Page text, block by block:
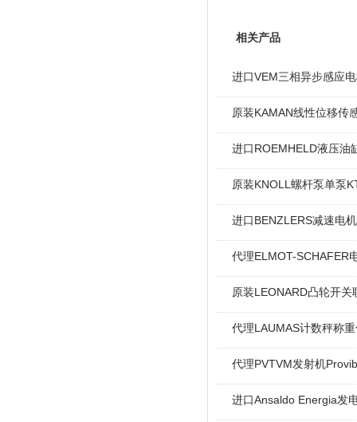
相关产品
进口VEM三相异步感应
原装KAMAN线性位移传
进口ROEMHELD液压油
原装KNOLL螺杆泵单泵
进口BENZLERS减速电
代理ELMOT-SCHAFER
原装LEONARD凸轮开关
代理LAUMAS计数秤称
代理PVTVM发射机
进口Ansaldo Energia发